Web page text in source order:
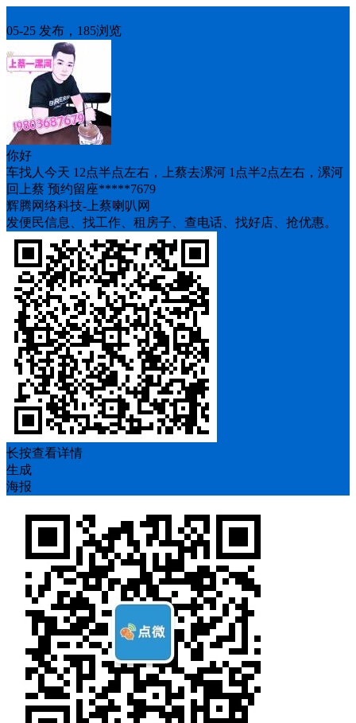
05-25 发布，185浏览
你好
车找人今天 12点半点左右，上蔡去漯河 1点半2点左右，漯河
回上蔡 预约留座*****7679
辉腾网络科技-上蔡喇叭网
发便民信息、找工作、租房子、查电话、找好店、抢优惠。
长按查看详情
生成
海报